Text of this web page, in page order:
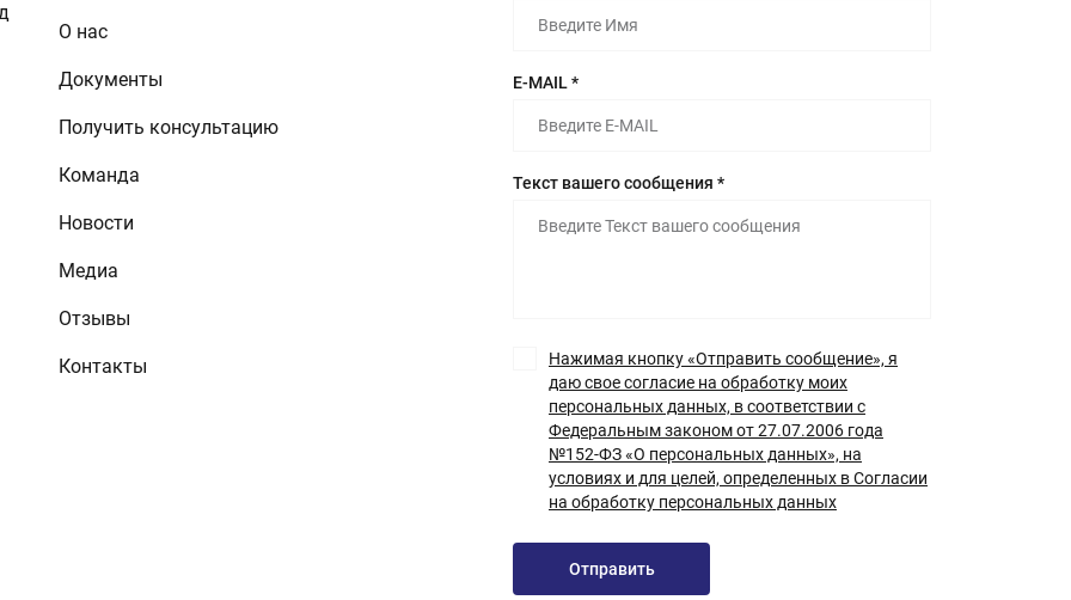
О нас
Документы
Получить консультацию
Команда
Новости
Медиа
Отзывы
Контакты
E-MAIL *
Текст вашего сообщения *
Нажимая кнопку «Отправить сообщение», я
даю свое согласие на обработку моих
персональных данных, в соответствии с
Федеральным законом от 27.07.2006 года
№152-ФЗ «О персональных данных», на
условиях и для целей, определенных в Согласии
на обработку персональных данных
Отправить